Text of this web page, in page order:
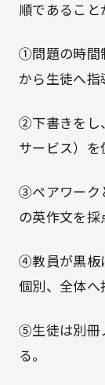
順であること
①問題の時間
から生徒へ指
②下書きをし
サービス）を
③ペアワーク
の英作文を採
④教員が黒板
個別、全体へ
⑤生徒は別冊
る。